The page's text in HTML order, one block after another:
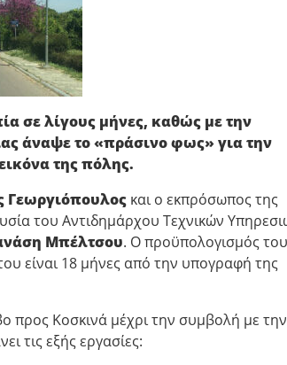
σε λίγους μήνες, καθώς με την
άναψε το «πράσινο φως» για την
της πόλης.
Γεωργιόπουλος και ο εκπρόσωπος της
του Αντιδημάρχου Τεχνικών
Μπέλτσου. Ο προϋπολογισμός του
είναι 18 μήνες από την υπογραφή της
Κοσκινά μέχρι την συμβολή με
τις εξής εργασίες: